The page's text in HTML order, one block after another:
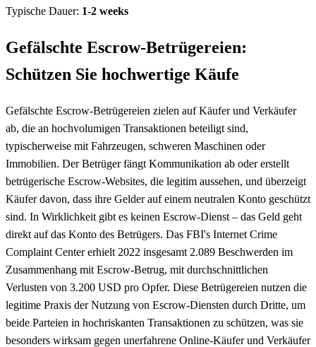
Typische Dauer: 1-2 weeks
Gefälschte Escrow-Betrügereien:
Schützen Sie hochwertige Käufe
Gefälschte Escrow-Betrügereien zielen auf Käufer und Verkäufer
ab, die an hochvolumigen Transaktionen beteiligt sind,
typischerweise mit Fahrzeugen, schweren Maschinen oder
Immobilien. Der Betrüger fängt Kommunikation ab oder erstellt
betrügerische Escrow-Websites, die legitim aussehen, und überzeigt
Käufer davon, dass ihre Gelder auf einem neutralen Konto geschützt
sind. In Wirklichkeit gibt es keinen Escrow-Dienst – das Geld geht
direkt auf das Konto des Betrügers. Das FBI's Internet Crime
Complaint Center erhielt 2022 insgesamt 2.089 Beschwerden im
Zusammenhang mit Escrow-Betrug, mit durchschnittlichen
Verlusten von 3.200 USD pro Opfer. Diese Betrügereien nutzen die
legitime Praxis der Nutzung von Escrow-Diensten durch Dritte, um
beide Parteien in hochriskanten Transaktionen zu schützen, was sie
besonders wirksam gegen unerfahrene Online-Käufer und Verkäufer